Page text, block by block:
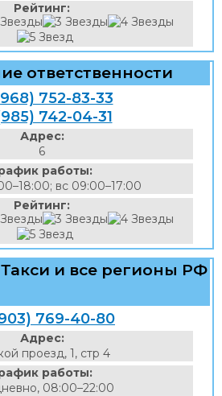
Рейтинг:
ответственности
752-83-33
742-04-31
Адрес:
6
работы:
вс 09:00–17:00
Рейтинг:
и все регионы РФ
769-40-80
Адрес:
проезд, 1, стр 4
работы:
08:00–22:00